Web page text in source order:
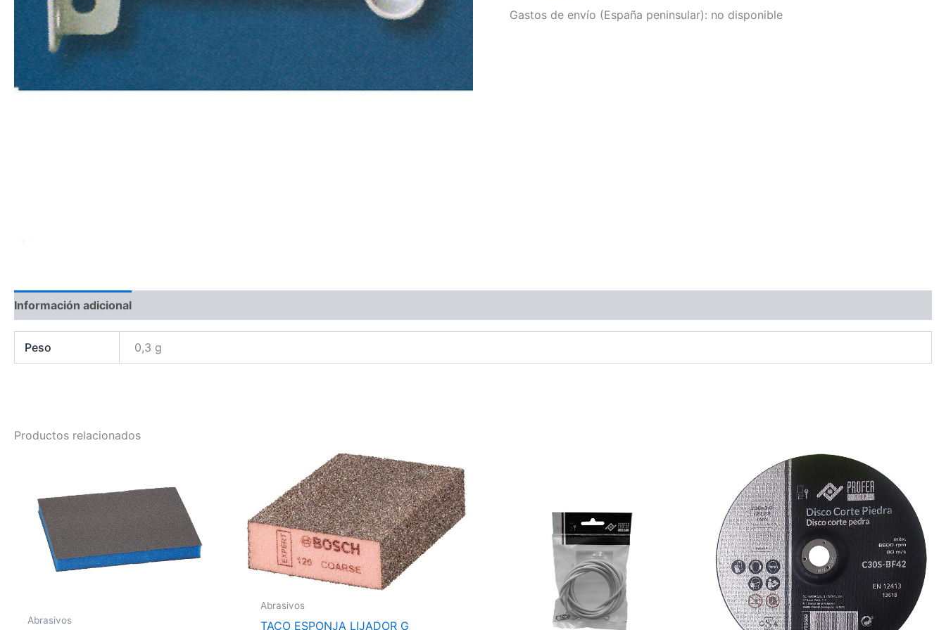
Gastos de envío (España peninsular): no disponible
Información adicional
Peso 0,3 g
Productos relacionados
Abrasivos
Abrasivos
TACO ESPONJA LIJADOR G